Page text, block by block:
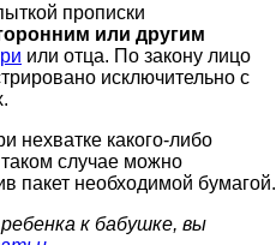
прописки
или другим
или отца. По закону лицо
исключительно с
нехватке какого-либо
случае можно
пакет необходимой бумагой.
к бабушке, вы